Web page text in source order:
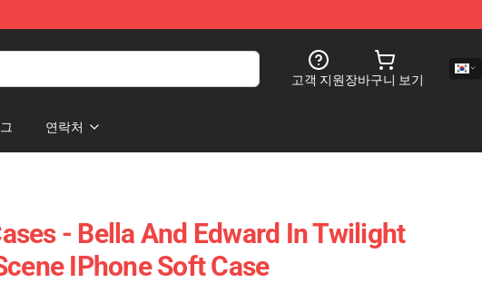
고객 지원장바구니 보기
연락처
- Bella And Edward In Twilight
IPhone Soft Case